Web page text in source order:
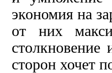
экономия на
от них
столкновение
сторон хочет